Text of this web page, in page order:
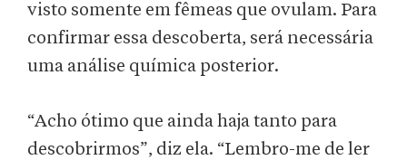
visto somente em fêmeas que ovulam. Para
confirmar essa descoberta, será necessária
uma análise química posterior.
“Acho ótimo que ainda haja tanto para
descobrirmos”, diz ela. “Lembro-me de ler